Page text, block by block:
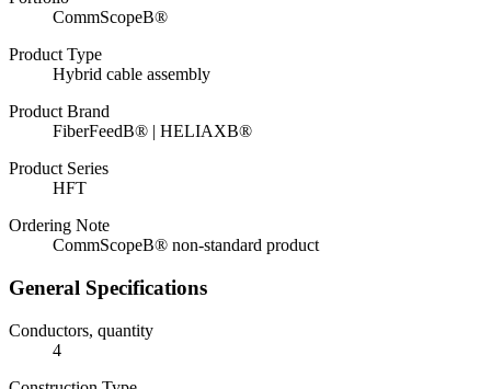
CommScopeВ®
Product Type
Hybrid cable assembly
Product Brand
FiberFeedВ® | HELIAXВ®
Product Series
HFT
Ordering Note
CommScopeВ® non-standard product
General Specifications
Conductors, quantity
4